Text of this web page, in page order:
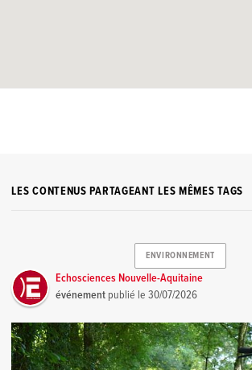
LES CONTENUS PARTAGEANT LES MÊMES TAGS
ENVIRONNEMENT
Echosciences Nouvelle-Aquitaine
événement publié le30/07/2026